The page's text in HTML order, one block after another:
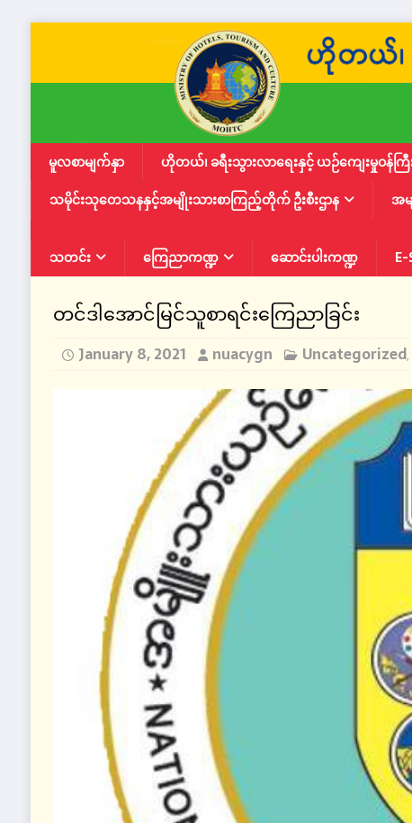
မူလစာမျက်နှာ ဟိုတယ်၊ ခရီးသွားလာရေးနှင့် ယဉ်ကျေးမှုဝန်ကြီ
သမိုင်းသုတေသနနှင့်အမျိုးသားစာကြည့်တိုက် ဦးစီးဌာန
အ
သတင်း ကြေညာကဏ္ဍ ဆောင်းပါးကဏ္ဍ E-
တင်ဒါအောင်မြင်သူစာရင်းကြေညာခြင်း
January 8, 2021 nuacygn Uncategorized,